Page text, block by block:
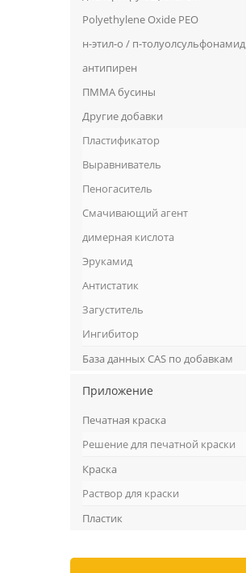
Polyethylene Oxide PEO
н-этил-о / п-толуолсульфонамид
антипирен
ПММА бусины
Другие добавки
Пластификатор
Выравниватель
Пеногаситель
Смачивающий агент
димерная кислота
Эрукамид
Антистатик
Загуститель
Ингибитор
База данных CAS по добавкам
Приложение
Печатная краска
Решение для печатной краски
Краска
Раствор для краски
Пластик